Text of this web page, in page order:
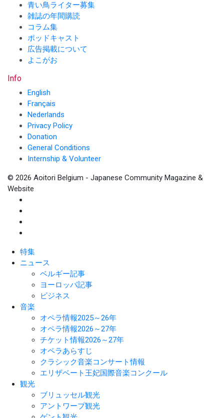
青い鳥ライター募集
雑誌の年間購読
コラム集
ポッドキャスト
広告掲載について
よこがお
Info
English
Français
Nederlands
Privacy Policy
Donation
General Conditions
Internship & Volunteer
© 2026 Aoitori Belgium - Japanese Community Magazine &
Website
特集
ニュース
ベルギー記事
ヨーロッパ記事
ビジネス
音楽
オペラ情報2025～26年
オペラ情報2026～27年
チケット情報2026～27年
オペラあらすじ
クラシック音楽コンサート情報
エリザベート王妃国際音楽コンクール
観光
ブリュッセル観光
アントワープ観光